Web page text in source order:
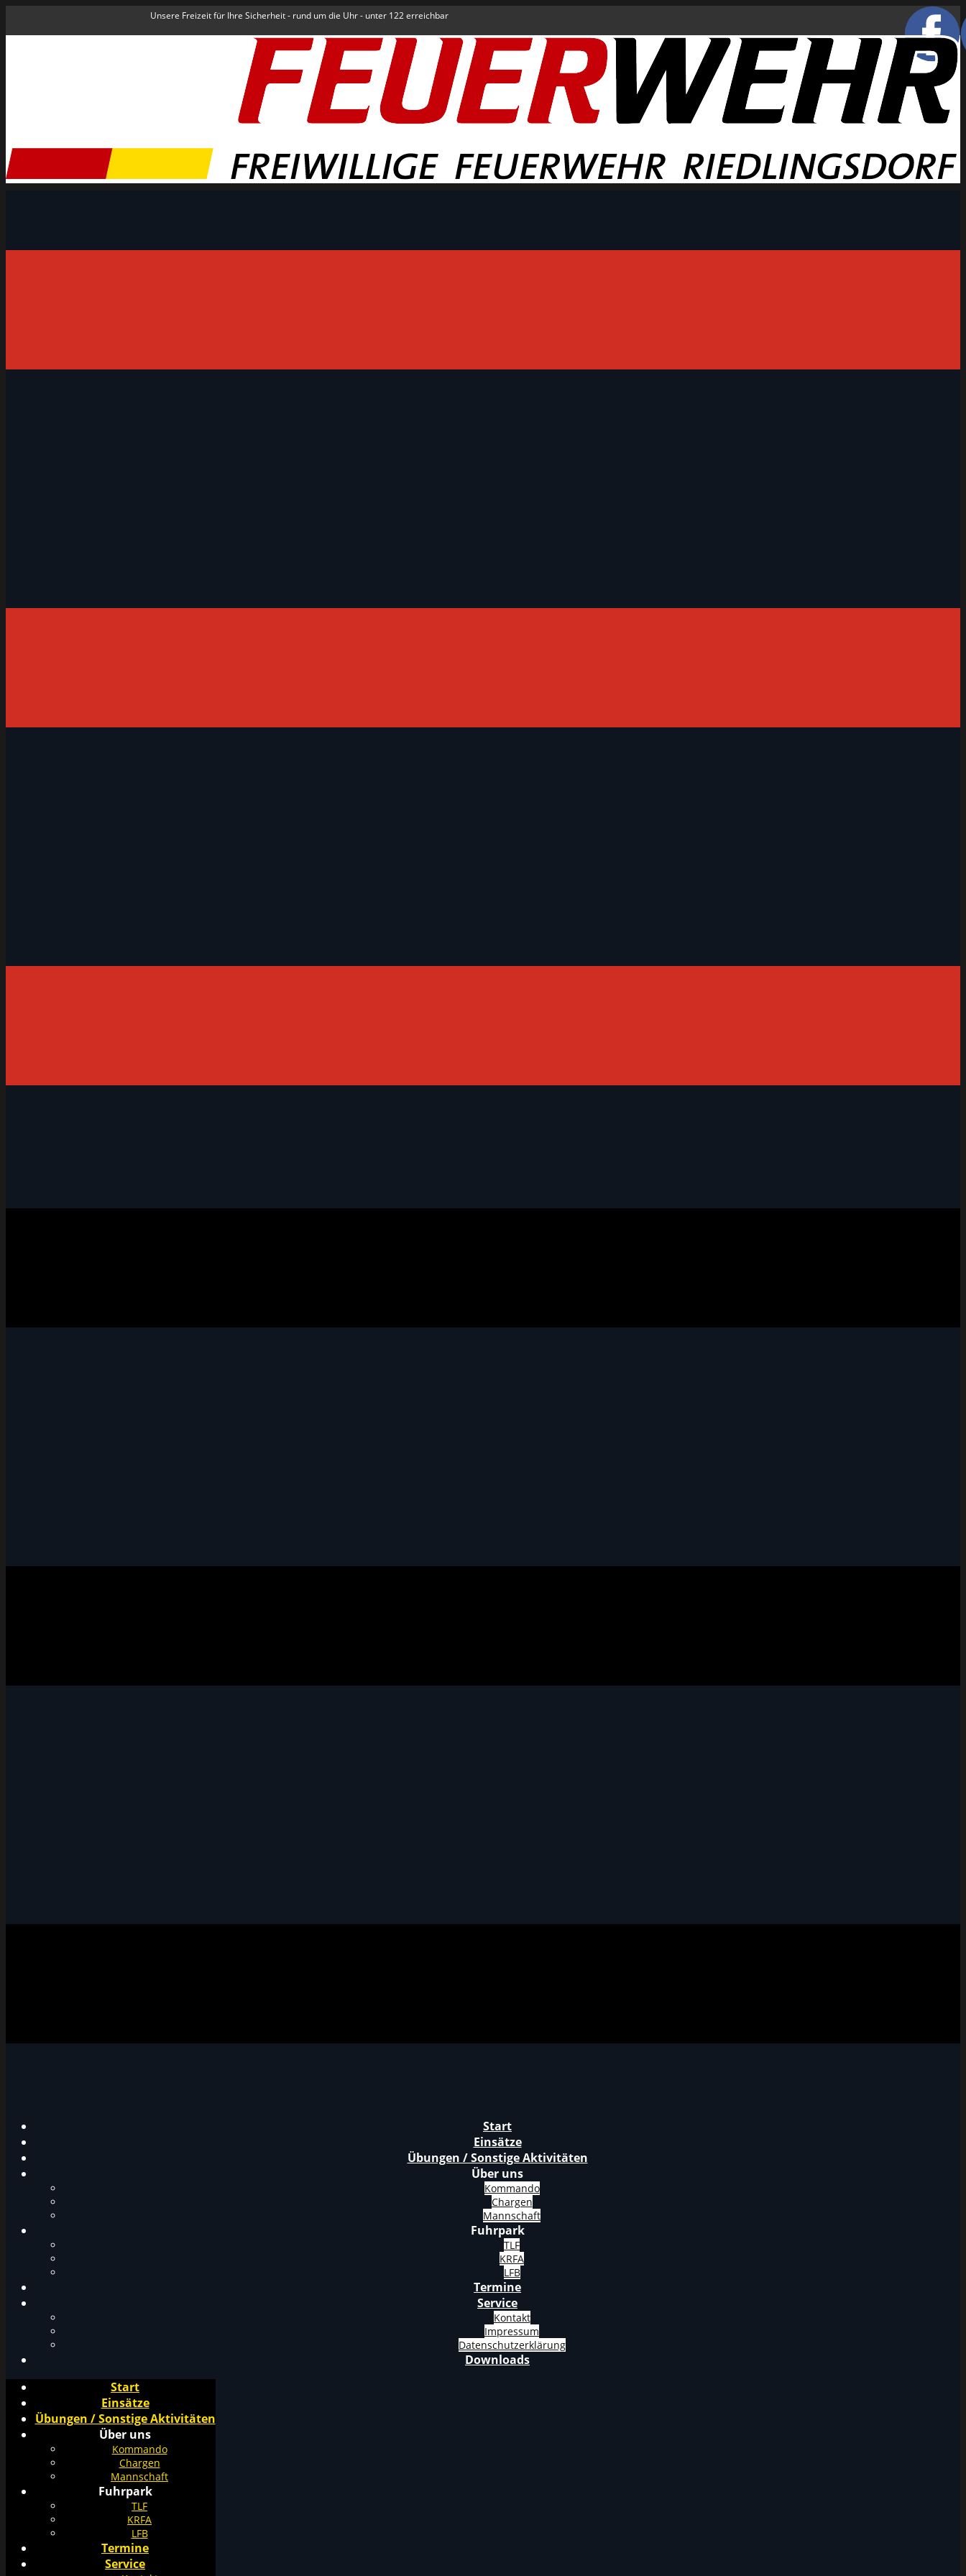
Unsere Freizeit für Ihre Sicherheit - rund um die Uhr - unter 122 erreichbar
Start
Einsätze
Übungen / Sonstige Aktivitäten
Über uns
Kommando
Chargen
Mannschaft
Fuhrpark
TLF
KRFA
LFB
Termine
Service
Kontakt
Impressum
Datenschutzerklärung
Downloads
Start
Einsätze
Übungen / Sonstige Aktivitäten
Über uns
Kommando
Chargen
Mannschaft
Fuhrpark
TLF
KRFA
LFB
Termine
Service